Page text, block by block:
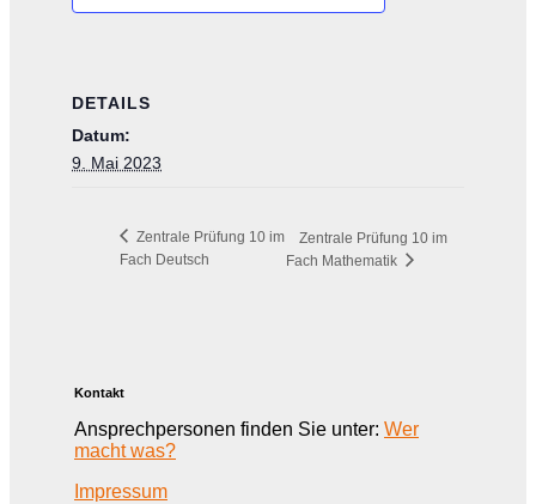
DETAILS
Datum:
9. Mai 2023
Zentrale Prüfung 10 im
Fach Deutsch
Zentrale Prüfung 10 im
Fach Mathematik
Kontakt
Ansprechpersonen finden Sie unter: Wer
macht was?
Impressum